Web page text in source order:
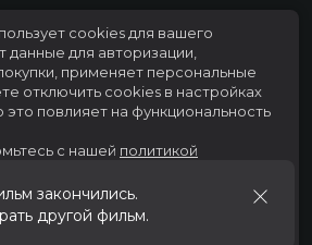
закончились.
другой фильм.
cookies для вашего
данные для авторизации,
применяет персональные
отключить cookies в настройках
это повлияет на функциональность
с нашей политикой
Принять